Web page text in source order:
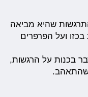
שהיא מביאה
ועל הפרפרים
בכנות על הרגשות,
שהתאהב.